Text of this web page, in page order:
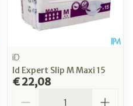
iD
Id Expert Slip M Maxi 15
€ 22,08